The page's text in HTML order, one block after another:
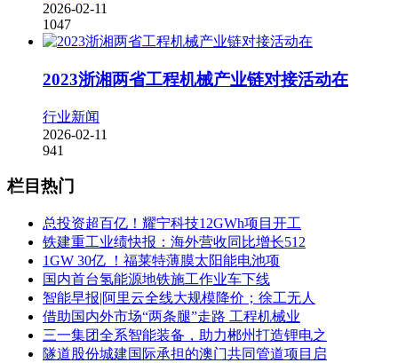
2026-02-11
1047
2023浙湘两省工程机械产业链对接活动在
行业新闻
2026-02-11
941
栏目热门
总投资超百亿！耀宁科技12GWh项目开工
铁建重工业绩快报：海外营收同比增长512
1GW 30亿 ！福莱特薄膜太阳能电池项
国内首台氢能源地铁施工作业车下线
智能早报|阿里云全线大规模降价；徐工无人
借助国内外市场“两条腿”走路 工程机械业
三一集团全系智能装备，助力郴州打造锂电之
隧道股份城建国际承担的澳门共同管道项目启